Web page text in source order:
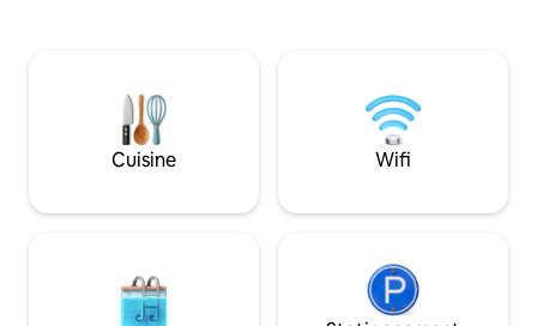
pour répondre à un niveau d'exigence et
de confort très élevé.
découvertes,
seul job : profiter
Cuisine Wifi